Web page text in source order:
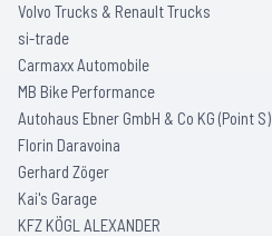
Volvo Trucks & Renault Trucks
si-trade
Carmaxx Automobile
MB Bike Performance
Autohaus Ebner GmbH & Co KG (Point S)
Florin Daravoina
Gerhard Zöger
Kai's Garage
KFZ KÖGL ALEXANDER